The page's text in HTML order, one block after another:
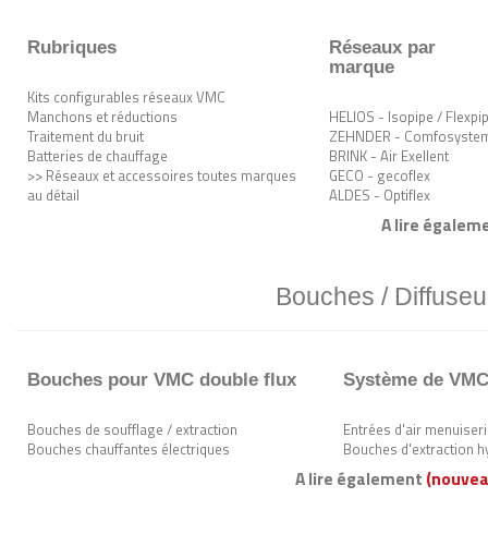
Rubriques
Kits configurables réseaux VMC
Manchons et réductions
Traitement du bruit
Batteries de chauffage
>> Réseaux et accessoires toutes marques
au détail
Réseaux par
marque
HELIOS - Isopipe /
ZEHNDER -
BRINK - Air Exellent
GECO - gecoflex
ALDES - Optiflex
A lire
Bouches /
Bouches pour VMC double flux
Bouches de soufflage / extraction
Bouches chauffantes électriques
Système de
Entrées d'air
Bouches d'extraction
A lire également